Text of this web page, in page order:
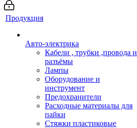
Продукция
Авто-электрика
Кабели , трубки ,провода и
разъёмы
Лампы
Оборудование и
инструмент
Предохранители
Расходные материалы для
пайки
Стяжки пластиковые